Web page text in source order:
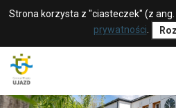
Strona korzysta z "ciasteczek" (z
prywatności